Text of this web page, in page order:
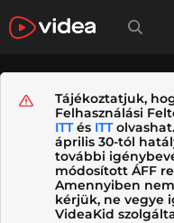
Tájékoztatjuk,
Felhasználási
ITTés ITT
április 30-tól
további
módosított ÁFF
Amennyiben
kérjük, ne vegye
VideaKid